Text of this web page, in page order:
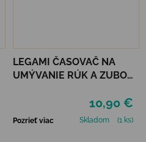
LEGAMI ČASOVAČ NA
UMÝVANIE RÚK A ZUBOV
10,90 €
Pozrieť viac Skladom (1 ks)